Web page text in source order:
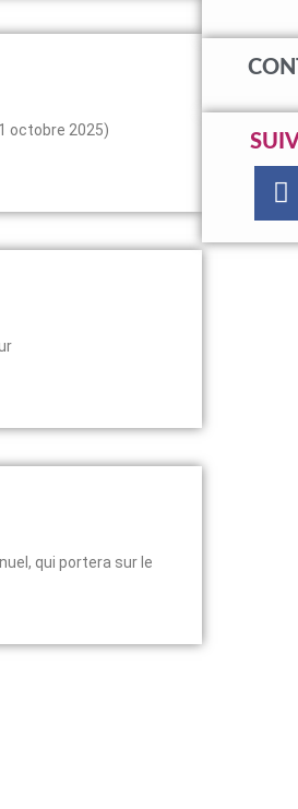
octobre 2025)
qui portera sur le